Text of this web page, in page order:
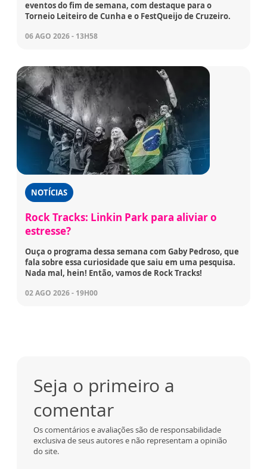
eventos do fim de semana, com destaque para o
Torneio Leiteiro de Cunha e o FestQueijo de Cruzeiro.
06 AGO 2026 - 13H58
NOTÍCIAS
Rock Tracks: Linkin Park para aliviar o
estresse?
Ouça o programa dessa semana com Gaby Pedroso, que
fala sobre essa curiosidade que saiu em uma pesquisa.
Nada mal, hein! Então, vamos de Rock Tracks!
02 AGO 2026 - 19H00
Seja o primeiro a
comentar
Os comentários e avaliações são de responsabilidade
exclusiva de seus autores e não representam a opinião
do site.